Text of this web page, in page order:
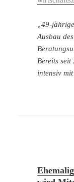
„49-
Ausbau
Bereits
intensiv